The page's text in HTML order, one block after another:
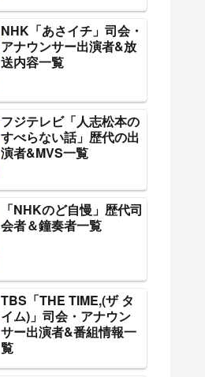
NHK「あさイチ」司会・
アナウンサー出演者&放
送内容一覧
フジテレビ「人志松本の
すべらない話」歴代の出
演者&MVS一覧
「NHKのど自慢」歴代司
会者＆鐘奏者一覧
TBS「THE TIME,(ザ タ
イム)」司会・アナウン
サー出演者&番組情報一
覧